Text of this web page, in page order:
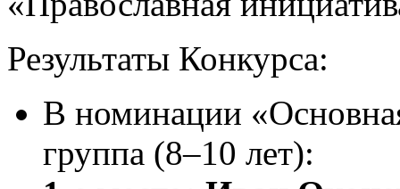
Результаты Конкурса:
В номинации
группа (8–10 лет):